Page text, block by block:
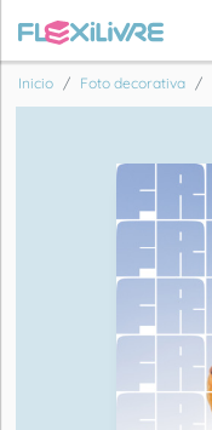
Inicio Foto decorativa